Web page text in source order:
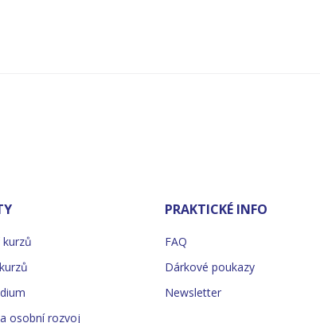
kurzů
osobní rozvoj
PRAKTICKÉ INFO
FAQ
Dárkové poukazy
Newsletter